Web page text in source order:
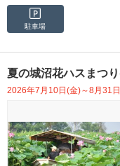
駐車場
夏の城沼花ハスまつ
2026年7月10日(金)～8月31